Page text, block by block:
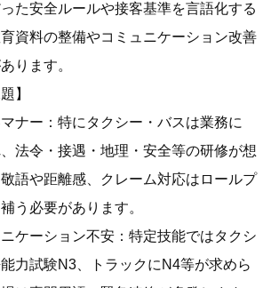
た安全ルールや接客基準を言語化する
資料の整備やコミュニケーション改善
ります。
】
ナー：特にタクシー・バスは業務に
、法令・接遇・地理・安全等の研修が想
語や距離感、クレーム対応はロールプ
う必要があります。
ケーション不安：特定技能ではタクシ
力試験N3、トラックにN4等が求めら